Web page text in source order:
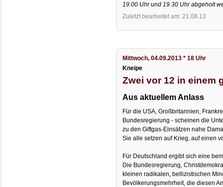
19.00 Uhr und 19.30 Uhr abgeholt
Zuletzt bearbeitet am: 21.08.13
Mittwoch, 04.09.2013 * 18 Uhr
Kneipe
Zwei vor 12 in einem
Aus aktuellem Anlass
Für die USA, Großbritannien,
Bundesregierung - scheinen die
zu den Giftgas-Einsätzen nahe
Sie alle setzen auf Krieg, auf einen
Für Deutschland ergibt sich eine
Die Bundesregierung,
kleinen radikalen, bellizistischen
Bevölkerungsmehrheit, die diesen